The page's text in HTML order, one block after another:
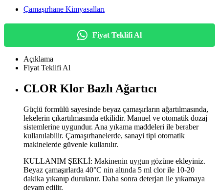
Çamaşırhane Kimyasalları
Fiyat Teklifi Al
Açıklama
Fiyat Teklifi Al
CLOR Klor Bazlı Ağartıcı
Güçlü formülü sayesinde beyaz çamaşırların ağartılmasında,
lekelerin çıkartılmasında etkilidir. Manuel ve otomatik dozaj
sistemlerine uygundur. Ana yıkama maddeleri ile beraber
kullanılabilir. Çamaşırhanelerde, sanayi tipi otomatik
makinelerde güvenle kullanılır.
KULLANIM ŞEKLİ: Makinenin uygun gözüne ekleyiniz.
Beyaz çamaşırlarda 40°C nin altında 5 ml clor ile 10-20
dakika yıkanıp durulanır. Daha sonra deterjan ile yıkamaya
devam edilir.